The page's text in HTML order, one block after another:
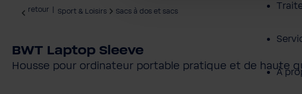
À
retour Sport & Loisirs Sacs à dos et sacs
BWT Laptop Sleeve
Housse pour ordinateur portable pratique et de haute